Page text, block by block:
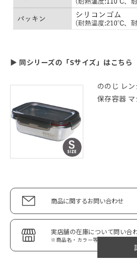
▶ 同シリーズの「Sサイズ」はこちら
ののじ レ
保存容器
商品に関するお問い合わせ
実店舗の在庫について問い合
※商品名・カラー等を記入ください